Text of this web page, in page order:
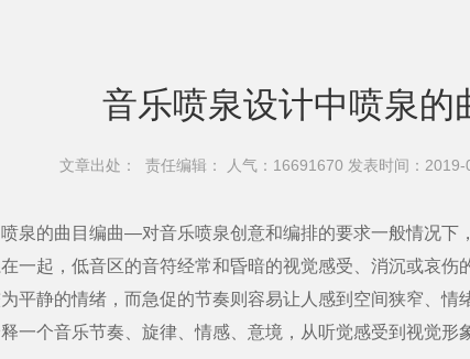
音乐喷泉设计中喷泉的
文章出处： 责任编辑： 人气：16691670 发表时间：
泉的曲目编曲—对音乐喷泉创意和编排的要求一般情况下
一起，低音区的音符经常和昏暗的视觉感受、消沉或哀
平静的情绪，而急促的节奏则容易让人感到空间狭窄、
一个音乐节奏、旋律、情感、意境，从听觉感受到视觉形